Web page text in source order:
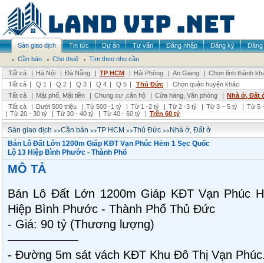
Sàn giao dịch Tin tức Dự án Tư vấn Đăng nhập Đăng ký
Đăng
Cần bán
Cho thuê
Tìm theo nhu cầu
Tất cả
| Hà Nội | Đà Nẵng | TP HCM | Hải Phòng | An Giang | Chọn tỉnh thành
Tất cả | Q 1 | Q 2 | Q 3 | Q 4 | Q 5 | Thủ Đức |
Chọn quận huyện khác
Tất cả
| Mặt phố, Mặt tiền | Chung cư ,căn hộ | Cửa hàng, Văn phòng | Nhà ở, Đất
Tất cả
| Dưới 500 triệu | Từ 500 -1 tỷ | Từ 1 -2 tỷ | Từ 2 -3 tỷ | Từ 3 – 5 tỷ | Từ 5
| Từ 20 - 30 tỷ | Từ 30 - 40 tỷ | Từ 40 - 60 tỷ | Trên 60 tỷ
Sàn giao dịch >>Cần bán >>TP HCM >>Thủ Đức >>Nhà ở, Đất ở
Bán Lô Đất Lớn 1200m Giáp KĐT Vạn Phúc Hẻm 1 Sẹc Quốc
Lộ 13 Hiệp Bình Phước - Thành Phố
MÔ TẢ
Bán Lô Đất Lớn 1200m Giáp KĐT Vạn Phúc
Hiệp Bình Phước - Thành Phố Thủ Đức
- Giá: 90 tỷ (Thương lượng)
——————
- Đường 5m sát vách KĐT Khu Đô Thị Vạn